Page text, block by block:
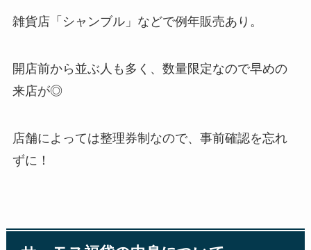
雑貨店「シャンブル」などで例年販売あり。
開店前から並ぶ人も多く、数量限定なので早めの
来店が◎
店舗によっては整理券制なので、事前確認を忘れ
ずに！